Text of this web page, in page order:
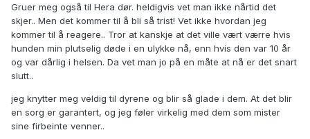
Gruer meg også til Hera dør. heldigvis vet man ikke nårtid det
skjer.. Men det kommer til å bli så trist! Vet ikke hvordan jeg
kommer til å reagere.. Tror at kanskje at det ville vært værre hvis
hunden min plutselig døde i en ulykke nå, enn hvis den var 10 år
og var dårlig i helsen. Da vet man jo på en måte at nå er det snart
slutt..
jeg knytter meg veldig til dyrene og blir så glade i dem. At det blir
en sorg er garantert, og jeg føler virkelig med dem som mister
sine firbeinte venner..